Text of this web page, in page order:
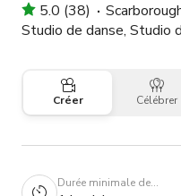
5.0 (38)
Studio de danse, Studio
Créer Célébrer
Durée minimale de